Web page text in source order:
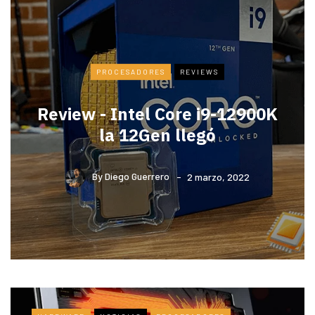
PROCESADORES REVIEWS
Review - Intel Core i9-12900K
la 12Gen llegó
ByDiego Guerrero 2 marzo, 2022